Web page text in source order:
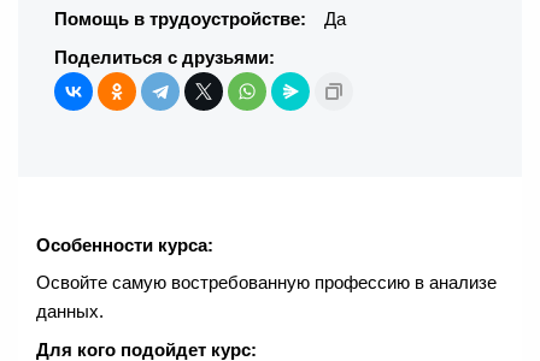
Помощь в трудоустройстве:
Да
Поделиться с друзьями:
Особенности курса:
Освойте самую востребованную профессию в анализе
данных.
Для кого подойдет курс: